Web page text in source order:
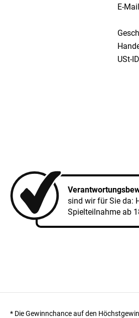
E-
USt-
sind wir für Sie da:
Spielteilnahme ab
* Die Gewinnchance auf den